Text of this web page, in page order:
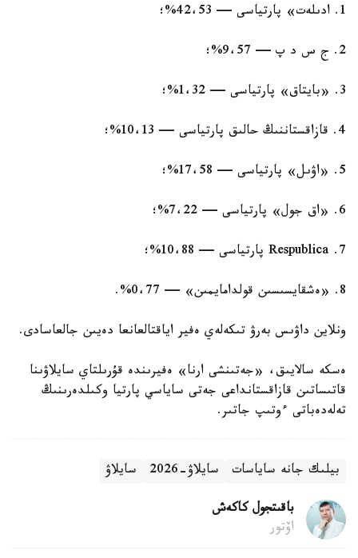
1. ادىلەت» پارتياسى — 42،53%؛
2. ج س د پ — 9،57%؛
3. «بايتاق» پارتياسى — 1،32%؛
4. قازاقستاننىڭ حالىق پارتياسى — 10،13%؛
5. «اۋىل» پارتياسى — 17،58%؛
6. «اق جول» پارتياسى — 7،22%؛
7. Respublica پارتياسى — 10،88%؛
8. «ەشقايسىسىن قولدامايمىن» — 0،77%.
ونلاين داۋىس بەرۋ تىكەلەي ەفير اياقتالعانعا دەيىن جالعاسادى.
ەسكە سالايىق، «جەتىنشى ارنا» ەفيرىندە قۇرىلتاي سايلاۋىنا
قاتىساتىن قازاقستانداعى جەتى ساياسي پارتيا وكىلدەرىنىڭ
تەلەدەباتى ءوتىپ جاتىر.
بيلىك جانە ساياسات سايلاۋ-2026 سايلاۋ
باقىتجول كاكەش
اۆتور